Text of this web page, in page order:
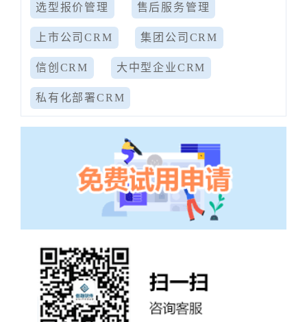
选型报价管理 售后服务管理
上市公司CRM 集团公司CRM
信创CRM 大中型企业CRM
私有化部署CRM